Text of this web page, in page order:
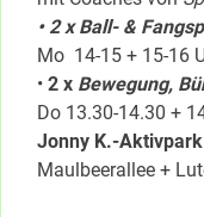
• 2 x Ball- &
Mo 14-15 + 15-16
• 2 x Bewegung,
Do 13.30-14.30 +
Jonny K.-Aktivpark
Maulbeerallee +